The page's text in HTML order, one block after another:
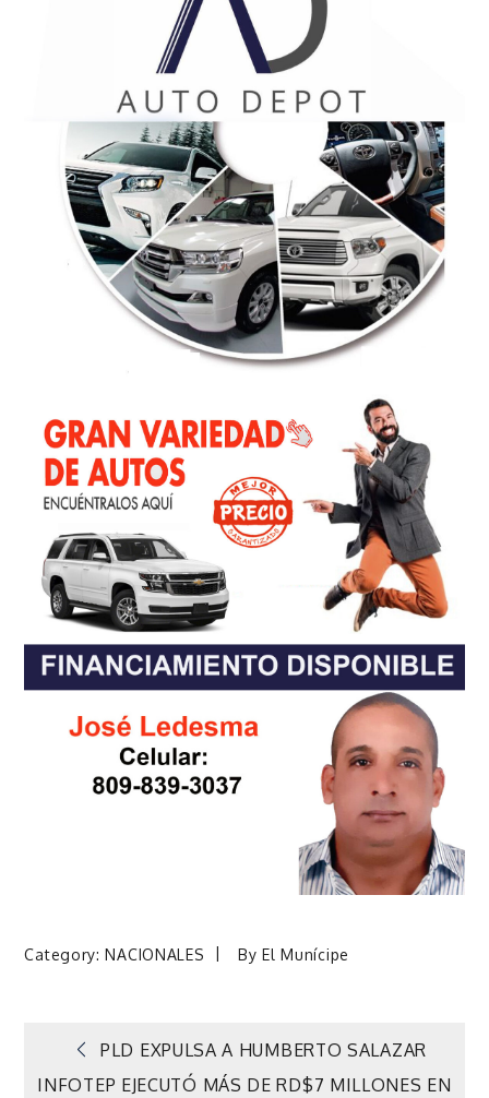
Category:NACIONALES ByEl Munícipe
Navegación
PLD EXPULSA A HUMBERTO SALAZAR
INFOTEP EJECUTÓ MÁS DE RD$7 MILLONES EN